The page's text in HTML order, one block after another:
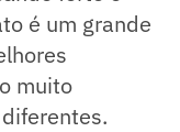
é um grande
muito